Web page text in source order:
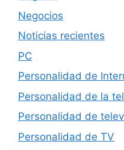
Negocios
Noticias recientes
PC
Personalidad de
Personalidad de la
Personalidad de
Personalidad de TV